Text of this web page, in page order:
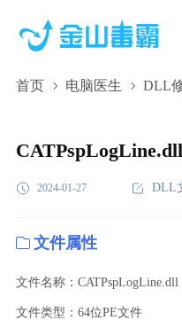
首页 电脑医生 DLL
CATPspLogLine.dll
2024-01-27 DLL
文件属性
文件名称：CATPspLogLine.dll
文件类型：64位PE文件